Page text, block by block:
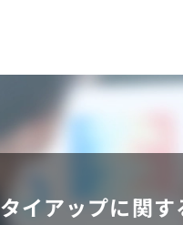
タイアップに関